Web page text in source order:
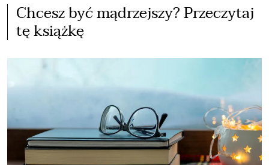
Chcesz być mądrzejszy? Przeczytaj
tę książkę